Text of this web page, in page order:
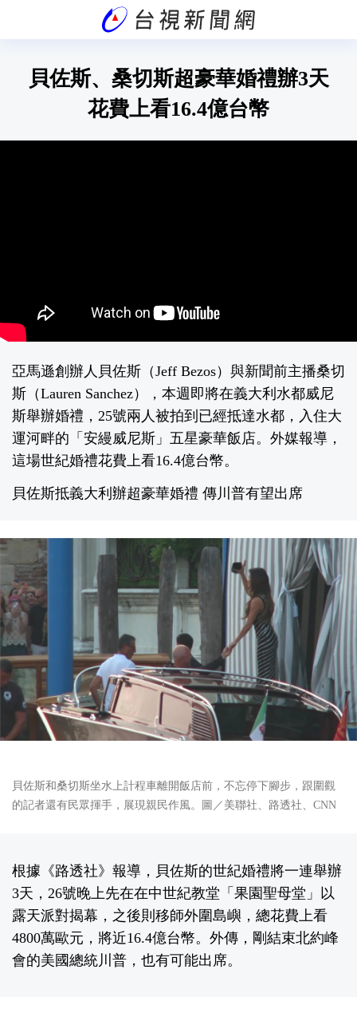
貝佐斯、桑切斯超豪華婚禮辦3天
花費上看16.4億台幣
亞馬遜創辦人貝佐斯（Jeff Bezos）與新聞前主播桑切
斯（Lauren Sanchez），本週即將在義大利水都威尼
斯舉辦婚禮，25號兩人被拍到已經抵達水都，入住大
運河畔的「安縵威尼斯」五星豪華飯店。外媒報導，
這場世紀婚禮花費上看16.4億台幣。
貝佐斯抵義大利辦超豪華婚禮 傳川普有望出席
貝佐斯和桑切斯坐水上計程車離開飯店前，不忘停下腳步，跟圍觀
的記者還有民眾揮手，展現親民作風。圖／美聯社、路透社、CNN
根據《路透社》報導，貝佐斯的世紀婚禮將一連舉辦
3天，26號晚上先在在中世紀教堂「果園聖母堂」以
露天派對揭幕，之後則移師外圍島嶼，總花費上看
4800萬歐元，將近16.4億台幣。外傳，剛結束北約峰
會的美國總統川普，也有可能出席。